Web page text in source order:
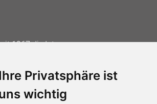
Privatsphäre ist
wichtig
1967 die Interessen
und fordert die Anerkennung
als gleichberechtigte